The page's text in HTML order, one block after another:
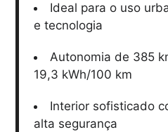
Ideal para o uso
e tecnologia
Autonomia de 385
19,3 kWh/100 km
Interior sofisticado
alta segurança